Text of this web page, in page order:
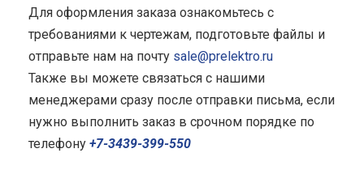
Для оформления заказа ознакомьтесь с
требованиями к чертежам, подготовьте файлы и
отправьте нам на почту sale@prelektro.ru
Также вы можете связаться с нашими
менеджерами сразу после отправки письма, если
нужно выполнить заказ в срочном порядке по
телефону +7-3439-399-550